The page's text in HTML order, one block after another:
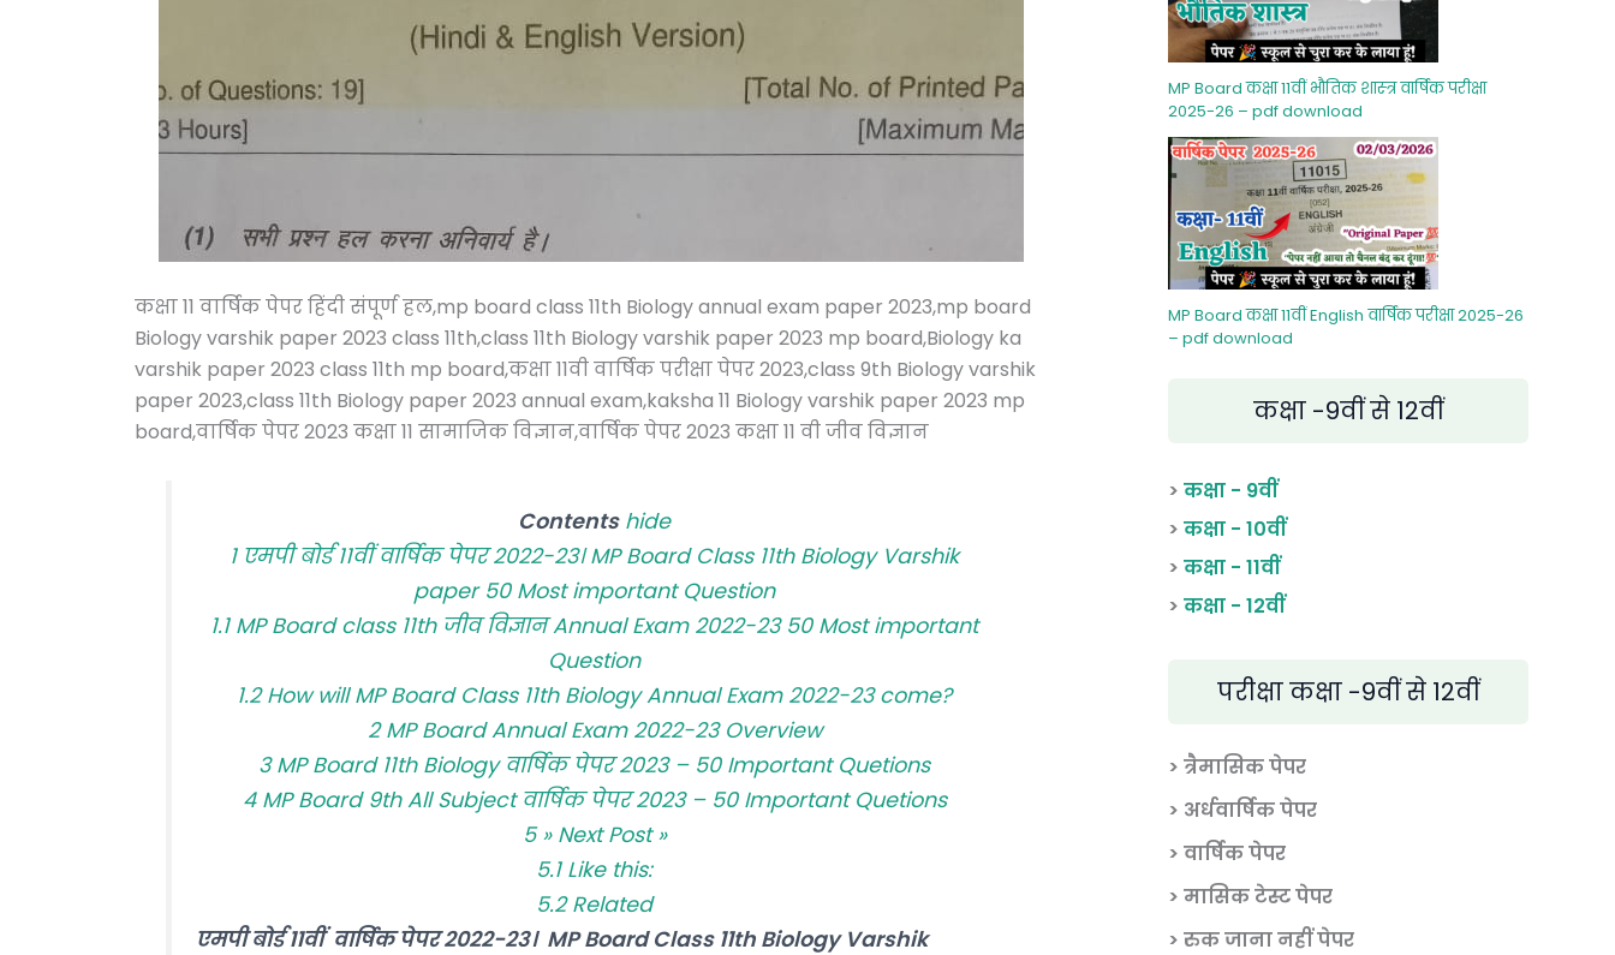
कक्षा 11 वार्षिक पेपर हिंदी संपूर्ण हल,mp board class 11th Biology annual exam paper 2023,mp board
Biology varshik paper 2023 class 11th,class 11th Biology varshik paper 2023 mp board,Biology ka
varshik paper 2023 class 11th mp board,कक्षा 11वी वार्षिक परीक्षा पेपर 2023,class 9th Biology varshik
paper 2023,class 11th Biology paper 2023 annual exam,kaksha 11 Biology varshik paper 2023 mp
board,वार्षिक पेपर 2023 कक्षा 11 सामाजिक विज्ञान,वार्षिक पेपर 2023 कक्षा 11 वी जीव विज्ञान
Contents hide
1 एमपी बोर्ड 11वीं वार्षिक पेपर 2022-23। MP Board Class 11th Biology Varshik
paper 50 Most important Question
1.1 MP Board class 11th जीव विज्ञान Annual Exam 2022-23 50 Most important
Question
1.2 How will MP Board Class 11th Biology Annual Exam 2022-23 come?
2 MP Board Annual Exam 2022-23 Overview
3 MP Board 11th Biology वार्षिक पेपर 2023 – 50 Important Quetions
4 MP Board 9th All Subject वार्षिक पेपर 2023 – 50 Important Quetions
5 » Next Post »
5.1 Like this:
5.2 Related
एमपी बोर्ड 11वीं वार्षिक पेपर 2022-23। MP Board Class 11th Biology Varshik
MP Board कक्षा 11वीं भौतिक शास्‍त्र वार्षिक परीक्षा
2025-26 – pdf download
MP Board कक्षा 11वीं English वार्षिक परीक्षा 2025-26
– pdf download
कक्षा -9वीं से 12वीं
> कक्षा - 9वीं
> कक्षा - 10वीं
> कक्षा - 11वीं
> कक्षा - 12वीं
परीक्षा कक्षा -9वीं से 12वीं
> त्रैमासिक पेपर
> अर्धवार्षिक पेपर
> वार्षिक पेपर
> मासिक टेस्ट पेपर
> रुक जाना नहीं पेपर